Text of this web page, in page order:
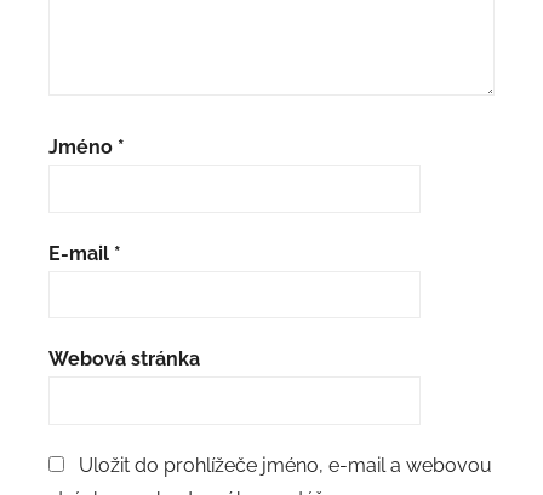
Jméno *
E-mail *
Webová stránka
Uložit do prohlížeče jméno, e-mail a webovou